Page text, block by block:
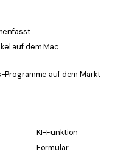
auf dem Mac
auf dem Markt
KI-Funktion
Formular